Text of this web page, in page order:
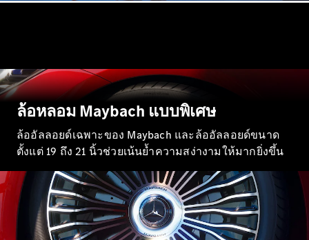
Cabriolets /
Roadsters
Mercedes-
AMG SL
Roadster
ล้อหลอม Maybach แบบพิเศษ
ล้ออัลลอยด์เฉพาะของ Maybach และล้ออัลลอยด์ขนาด
ตั้งแต่ 19 ถึง 21 นิ้วช่วยเน้นย้ำความสง่างามให้มากยิ่งขึ้น